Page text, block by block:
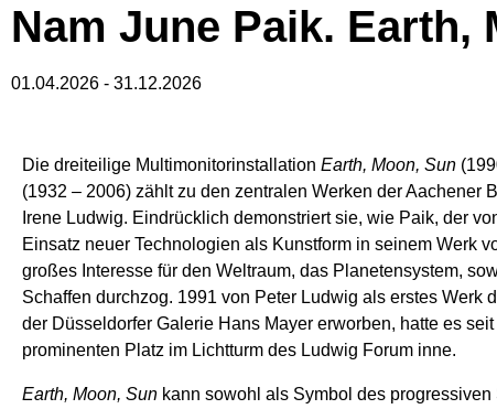
Nam June Paik. Earth,
01.04.2026 - 31.12.2026
Die dreiteilige Multimonitorinstallation Earth, Moon, Sun
(1932 – 2006) zählt zu den zentralen Werken der Aachener
Irene Ludwig. Eindrücklich demonstriert sie, wie Paik, der
Einsatz neuer Technologien als Kunstform in seinem Werk
großes Interesse für den Weltraum, das Planetensystem,
Schaffen durchzog. 1991 von Peter Ludwig als erstes Werk
der Düsseldorfer Galerie Hans Mayer erworben, hatte es
prominenten Platz im Lichtturm des Ludwig Forum inne.
Earth, Moon, Sun kann sowohl als Symbol des